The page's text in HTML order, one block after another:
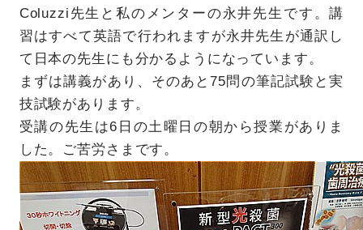
Coluzzi先生と私のメンターの永井先生です。講
習はすべて英語で行われますが永井先生が通訳し
て日本の先生にも分かるようになっています。
まずは講義があり、そのあと75問の筆記試験と実
技試験があります。
受講の先生は6日の土曜日の朝から授業がありま
した。ご苦労さまです。